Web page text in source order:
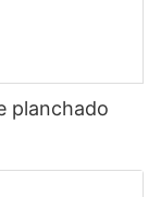
planchado